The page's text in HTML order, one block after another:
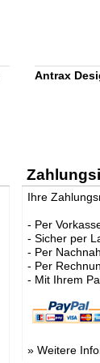
Antrax
Ihre
- Per
- Sicher per
- Per
- Per
- Mit Ihrem
»Weitere